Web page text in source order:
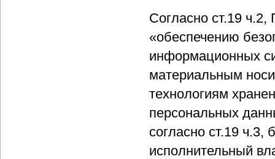
Согласно ст.19
«обеспечению
информационных
материальным
технологиям
персональных
согласно ст.19
исполнительный